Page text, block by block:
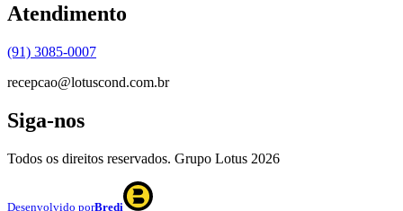
Atendimento
(91) 3085-0007
recepcao@lotuscond.com.br
Siga-nos
Todos os direitos reservados. Grupo Lotus 2026
Desenvolvido porBredi